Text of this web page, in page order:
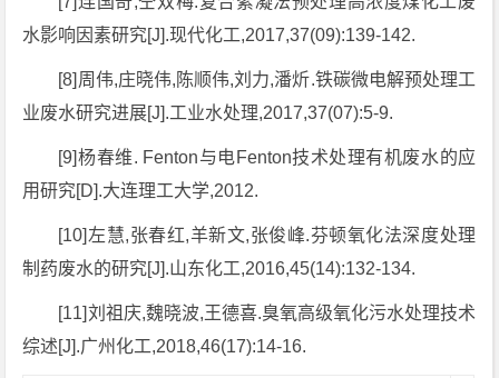
水影响因素研究[J].现代化工,2017,37(09):139-142.
[8]周伟,庄晓伟,陈顺伟,刘力,潘炘.铁碳微电解预处理工
业废水研究进展[J].工业水处理,2017,37(07):5-9.
[9]杨春维. Fenton与电Fenton技术处理有机废水的应
用研究[D].大连理工大学,2012.
[10]左慧,张春红,羊新文,张俊峰.芬顿氧化法深度处理
制药废水的研究[J].山东化工,2016,45(14):132-134.
[11]刘祖庆,魏晓波,王德喜.臭氧高级氧化污水处理技术
综述[J].广州化工,2018,46(17):14-16.